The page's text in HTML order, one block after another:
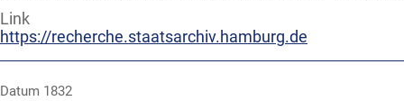
Link
https://recherche.staatsarchiv.hamburg.de
Datum 1832